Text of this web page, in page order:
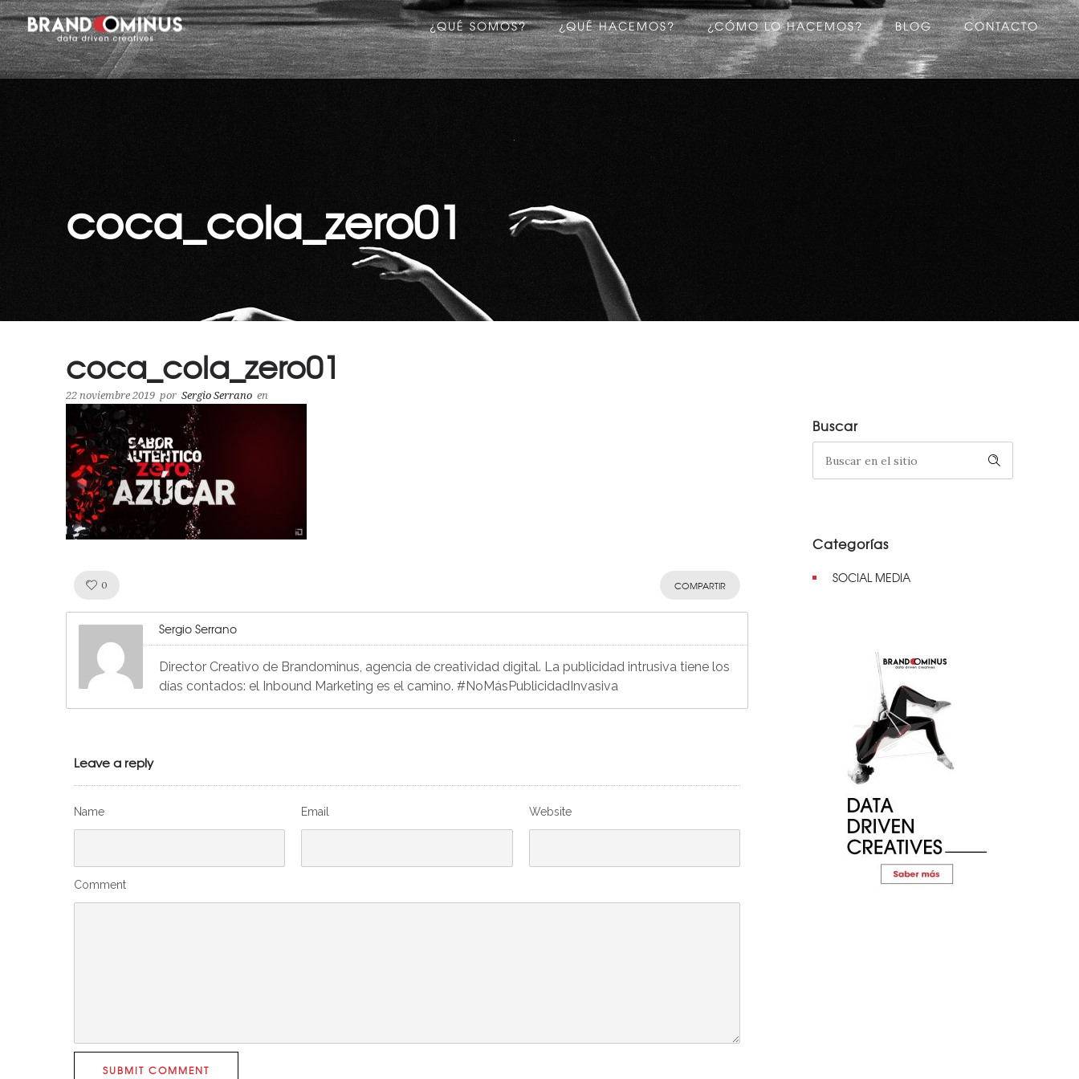
¿QUÉ SOMOS? ¿QUÉ HACEMOS? ¿CÓMO LO HACEMOS? BLOG CONTACTO
coca_cola_zero01
coca_cola_zero01
22 noviembre 2019 por Sergio Serrano en
0 COMPARTIR
Sergio Serrano
Director Creativo de Brandominus, agencia de creatividad digital. La publicidad intrusiva tiene los
días contados: el Inbound Marketing es el camino. #NoMásPublicidadInvasiva
Leave a reply
Name Email Website
Comment
SUBMIT COMMENT
Buscar
Categorías
SOCIAL MEDIA